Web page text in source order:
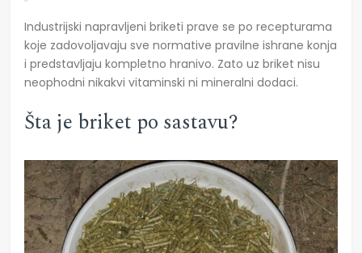
Industrijski napravljeni briketi prave se po recepturama
koje zadovoljavaju sve normative pravilne ishrane konja
i predstavljaju kompletno hranivo. Zato uz briket nisu
neophodni nikakvi vitaminski ni mineralni dodaci.
Šta je briket po sastavu?